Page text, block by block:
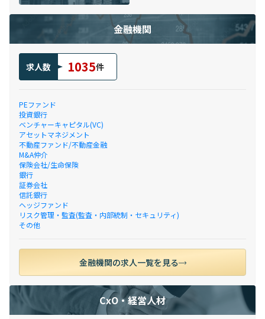
金融機関
求人数 1035件
PEファンド
投資銀行
ベンチャーキャピタル(VC)
アセットマネジメント
不動産ファンド/不動産金融
M&A仲介
保険会社/生命保険
銀行
証券会社
信託銀行
ヘッジファンド
リスク管理・監査(監査・内部統制・セキュリティ)
その他
金融機関の求人一覧を見る
CxO・経営人材